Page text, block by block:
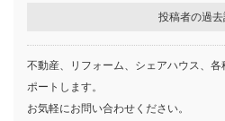
投稿者の過
不動産、リフォーム、シェアハウス、
ポートします。
お気軽にお問い合わせください。